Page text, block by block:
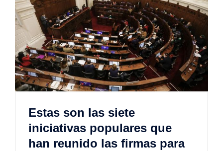
Estas son las siete
iniciativas populares que
han reunido las firmas para